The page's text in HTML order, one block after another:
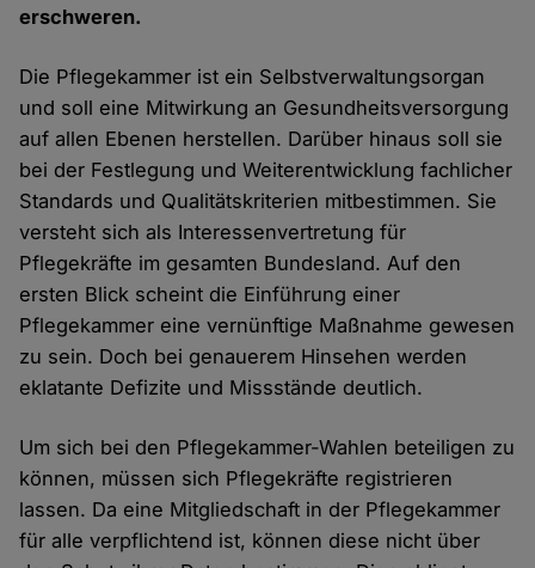
erschweren.
Die Pflegekammer ist ein Selbstverwaltungsorgan
und soll eine Mitwirkung an Gesundheitsversorgung
auf allen Ebenen herstellen. Darüber hinaus soll sie
bei der Festlegung und Weiterentwicklung fachlicher
Standards und Qualitätskriterien mitbestimmen. Sie
versteht sich als Interessenvertretung für
Pflegekräfte im gesamten Bundesland. Auf den
ersten Blick scheint die Einführung einer
Pflegekammer eine vernünftige Maßnahme gewesen
zu sein. Doch bei genauerem Hinsehen werden
eklatante Defizite und Missstände deutlich.
Um sich bei den Pflegekammer-Wahlen beteiligen zu
können, müssen sich Pflegekräfte registrieren
lassen. Da eine Mitgliedschaft in der Pflegekammer
für alle verpflichtend ist, können diese nicht über